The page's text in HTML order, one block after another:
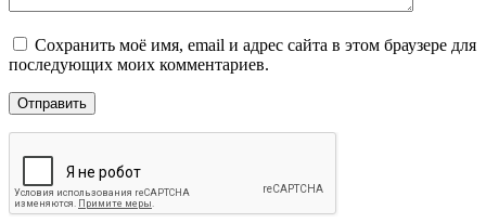
Сохранить моё имя, email и адрес сайта в этом браузере для
последующих моих комментариев.